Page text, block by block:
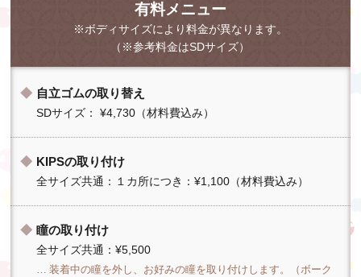
有料メニュー
※ボディサイズにより料金が異なります。
（※参考料金はSDサイズ）
自立ゴムの取り替え
SDサイズ： ¥4,730（材料費込み）
KIPSの取り付け
全サイズ共通：１カ所につき：¥1,100（材料費込み）
瞳の取り付け
全サイズ共通：¥5,500
装着中の瞳を外し、お好みの瞳を取り付けします。（ボーク